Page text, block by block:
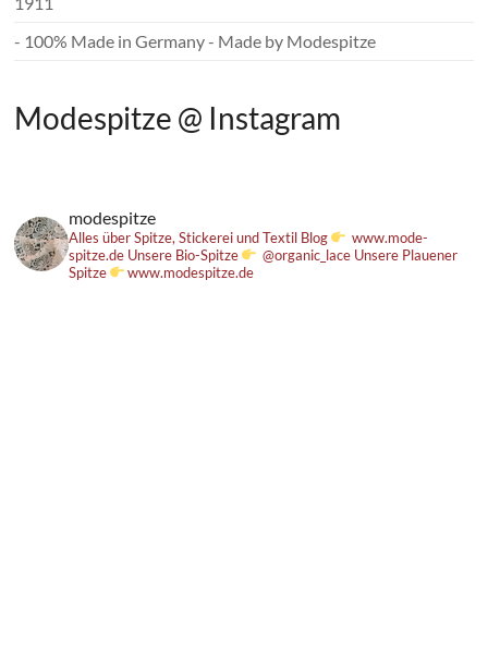
- 100% Made in Germany - Made by Modespitze
Modespitze @ Instagram
modespitze
Alles über Spitze, Stickerei und Textil Blog
www.mode-
spitze.de Unsere Bio-Spitze @organic_lace Unsere Plauener
Spitze
www.modespitze.de